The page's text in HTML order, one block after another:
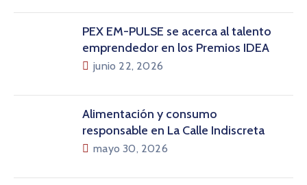
PEX EM-PULSE se acerca al talento
emprendedor en los Premios IDEA
junio 22, 2026
Alimentación y consumo
responsable en La Calle Indiscreta
mayo 30, 2026